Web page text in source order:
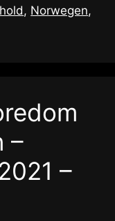
, Norwegen,
–
–